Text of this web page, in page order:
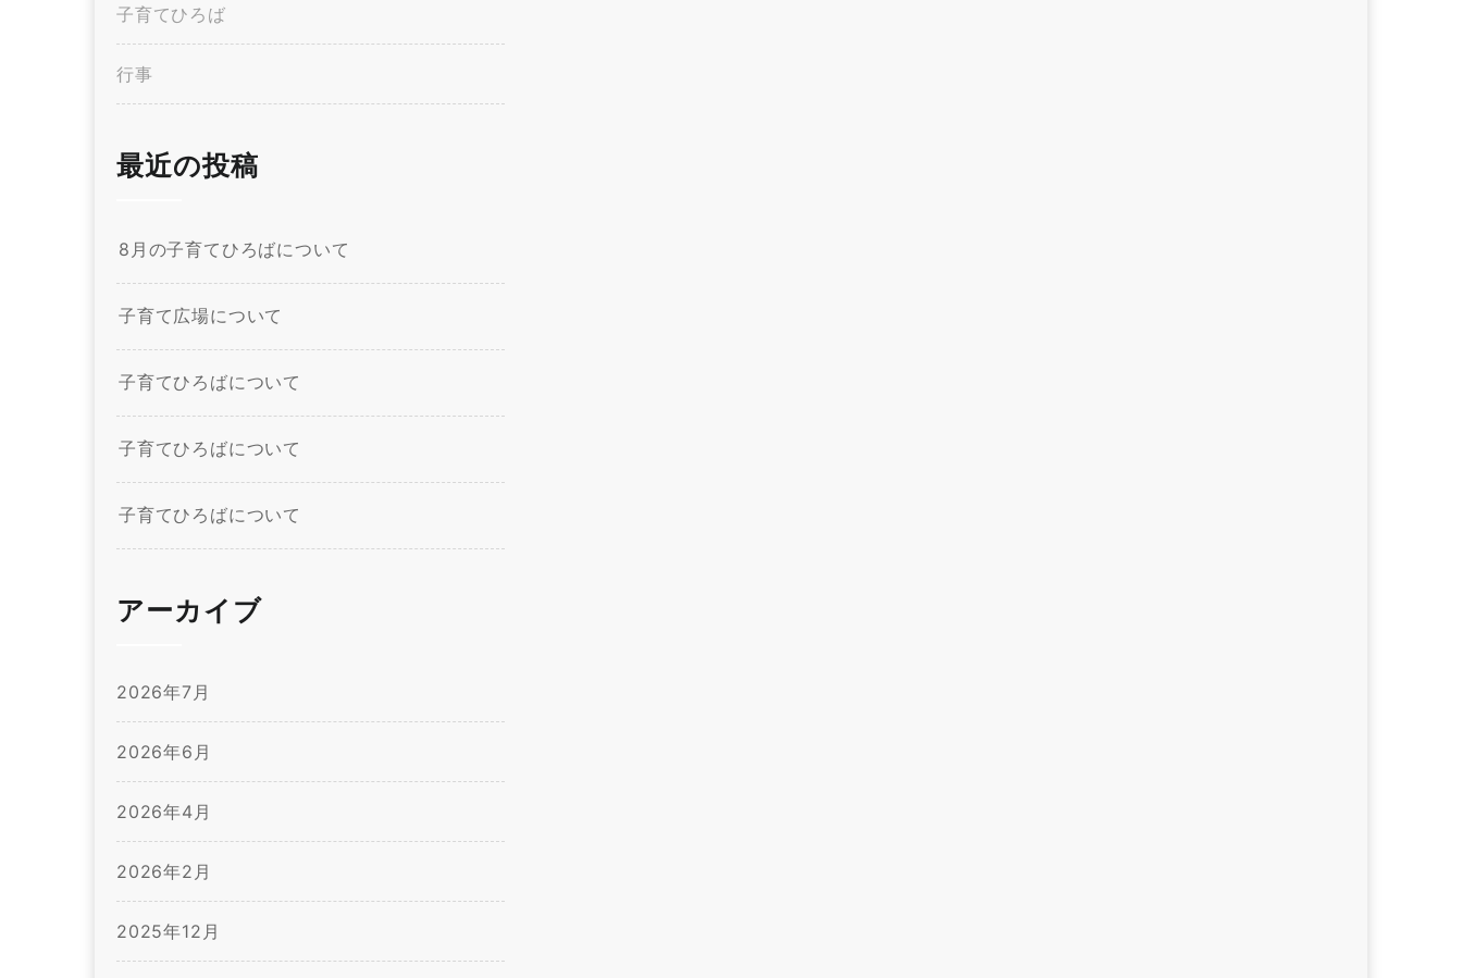
子育てひろば
行事
最近の投稿
8月の子育てひろばについて
子育て広場について
子育てひろばについて
子育てひろばについて
子育てひろばについて
アーカイブ
2026年7月
2026年6月
2026年4月
2026年2月
2025年12月